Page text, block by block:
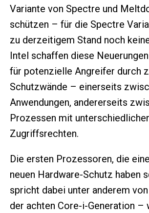
Variante von Spectre und
schützen – für die Spectre
zu derzeitigem Stand noch
Intel schaffen diese
für potenzielle Angreifer durch
Schutzwände – einerseits
Anwendungen, andererseits
Prozessen mit
Zugriffsrechten.
Die ersten Prozessoren, die
neuen Hardware-Schutz haben
spricht dabei unter anderem
der achten Core-i-Generation –